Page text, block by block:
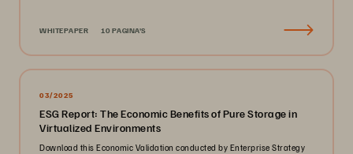
WHITEPAPER 10 PAGINA'S
03/2025
ESG Report: The Economic Benefits of Pure Storage in
Virtualized Environments
Download this Economic Validation conducted by Enterprise Strategy